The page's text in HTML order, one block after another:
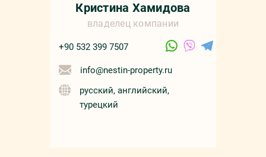
Кристина Хамидова
владелец компании
+90 532 399 7507
info@nestin-property.ru
русский, английский,
турецкий